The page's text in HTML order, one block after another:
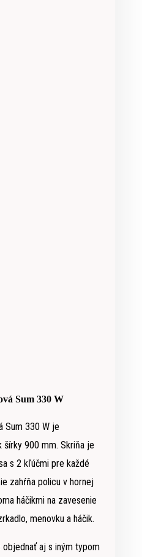
Sum 330 W
Sum 330 W je
šírky 900 mm. Skriňa je
s 2 kľúčmi pre každé
zahŕňa policu v hornej
háčikmi na zavesenie
menovku a háčik.
objednať aj s iným typom